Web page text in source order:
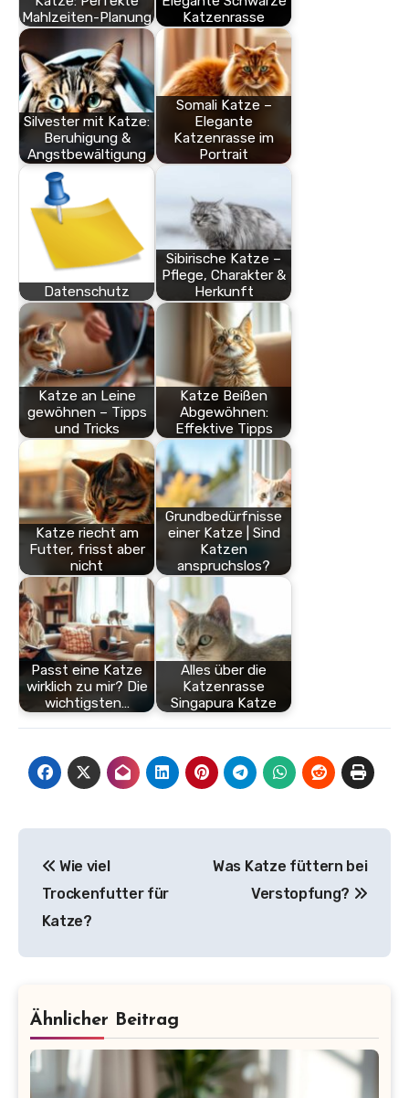
Mahlzeiten-Planung
Katzenrasse
Silvester mit Katze:
Beruhigung &
Angstbewältigung
Somali Katze –
Elegante
Katzenrasse im
Portrait
Datenschutz
Sibirische Katze –
Pflege, Charakter &
Herkunft
Katze an Leine
gewöhnen – Tipps
und Tricks
Katze Beißen
Abgewöhnen:
Effektive Tipps
Katze riecht am
Futter, frisst aber
nicht
Grundbedürfnisse
einer Katze | Sind
Katzen
anspruchslos?
Passt eine Katze
wirklich zu mir? Die
wichtigsten…
Alles über die
Katzenrasse
Singapura Katze
Wie viel
Trockenfutter für
Katze?
Was Katze füttern bei
Verstopfung?
Ähnlicher Beitrag